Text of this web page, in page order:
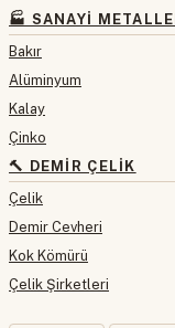
🏭 SANAYI
Bakır
Alüminyum
Kalay
Çinko
🔨 DEMIR ÇELIK
Çelik
Demir Cevheri
Kok Kömürü
Çelik Şirketleri